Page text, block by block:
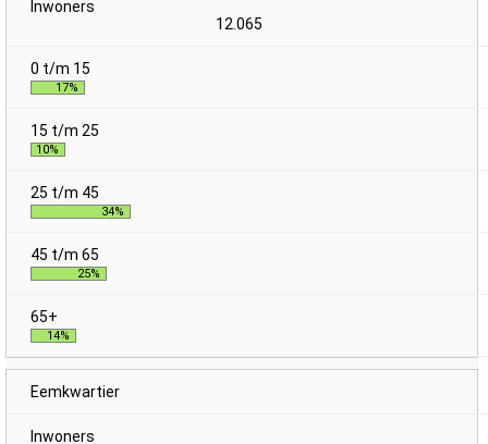
12.065
17%
10%
34%
25%
14%
Eemkwartier